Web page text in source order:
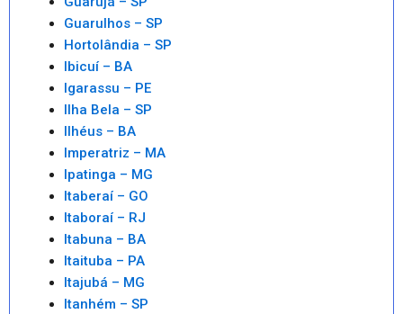
Guarulhos – SP
Hortolândia – SP
Ibicuí – BA
Igarassu – PE
Ilha Bela – SP
Ilhéus – BA
Imperatriz – MA
Ipatinga – MG
Itaberaí – GO
Itaboraí – RJ
Itabuna – BA
Itaituba – PA
Itajubá – MG
Itanhém – SP